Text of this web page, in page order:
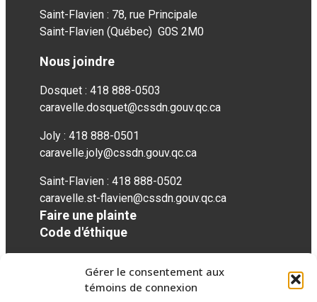
Gérer le consentement aux
témoins de connexion
Saint-Flavien : 78, rue Principale
Saint-Flavien (Québec) G0S 2M0
Nous joindre
Dosquet : 418 888-0503
caravelle.dosquet@cssdn.gouv.qc.ca
Joly : 418 888-0501
caravelle.joly@cssdn.gouv.qc.ca
Saint-Flavien : 418 888-0502
caravelle.st-flavien@cssdn.gouv.qc.ca
Faire une plainte
Code d'éthique
Réseaux sociaux